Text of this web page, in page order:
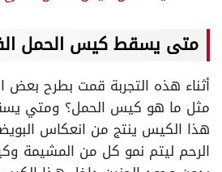
متى يسقط كيس الحمل
أثناء هذه التجربة قمت بطرح بعض
مثل ما هو كيس الحمل؟ ومتي
هذا الكيس ينتج من انعكاس
الرحم ليتم نمو كل من المشيمة